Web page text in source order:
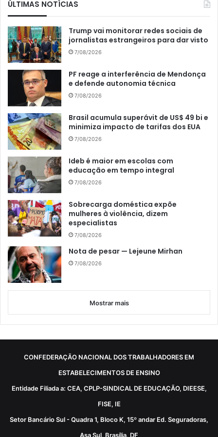
ÚLTIMAS NOTÍCIAS
Trump vai monitorar redes sociais de
jornalistas estrangeiros para dar visto
7/08/2026
PF reage a interferência de Mendonça
e defende autonomia técnica
7/08/2026
Brasil acumula superávit de US$ 49 bi e
minimiza impacto de tarifas dos EUA
7/08/2026
Ideb é maior em escolas com
educação em tempo integral
7/08/2026
Sobrecarga doméstica expõe
mulheres à violência, dizem
especialistas
7/08/2026
Nota de pesar — Lejeune Mirhan
7/08/2026
Mostrar mais
CONFEDERAÇÃO NACIONAL DOS TRABALHADORES EM
ESTABELECIMENTOS DE ENSINO
Entidade Filiada a: CEA, CPLP-SINDICAL DE EDUCAÇÃO, DIEESE,
FISE, IE
Setor Bancário Sul - Quadra 1, Bloco K, 15º andar Ed. Seguradoras,
Asa Sul, Brasília, DF